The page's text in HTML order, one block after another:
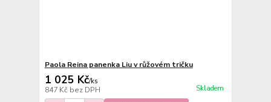
Paola Reina panenka Liu v růžovém tričku
1 025 Kč/ks
847 Kč bez DPH Skladem